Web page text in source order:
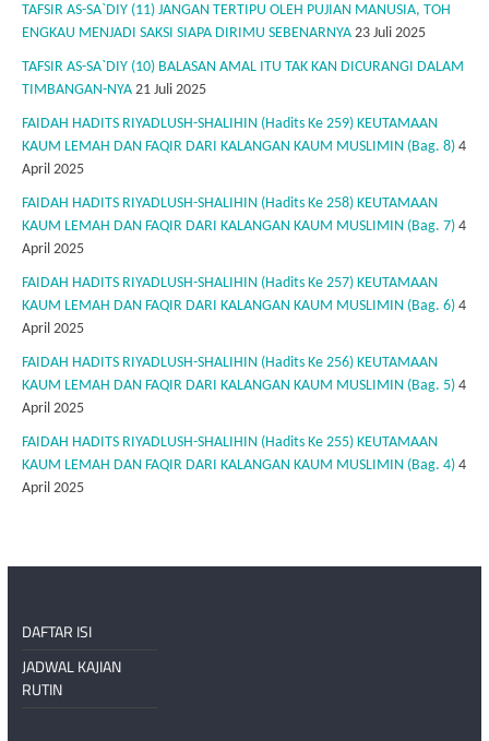
TAFSIR AS-SA`DIY (11) JANGAN TERTIPU OLEH PUJIAN MANUSIA, TOH
ENGKAU MENJADI SAKSI SIAPA DIRIMU SEBENARNYA 23 Juli 2025
TAFSIR AS-SA`DIY (10) BALASAN AMAL ITU TAK KAN DICURANGI DALAM
TIMBANGAN-NYA 21 Juli 2025
FAIDAH HADITS RIYADLUSH-SHALIHIN (Hadits Ke 259) KEUTAMAAN
KAUM LEMAH DAN FAQIR DARI KALANGAN KAUM MUSLIMIN (Bag. 8) 4
April 2025
FAIDAH HADITS RIYADLUSH-SHALIHIN (Hadits Ke 258) KEUTAMAAN
KAUM LEMAH DAN FAQIR DARI KALANGAN KAUM MUSLIMIN (Bag. 7) 4
April 2025
FAIDAH HADITS RIYADLUSH-SHALIHIN (Hadits Ke 257) KEUTAMAAN
KAUM LEMAH DAN FAQIR DARI KALANGAN KAUM MUSLIMIN (Bag. 6) 4
April 2025
FAIDAH HADITS RIYADLUSH-SHALIHIN (Hadits Ke 256) KEUTAMAAN
KAUM LEMAH DAN FAQIR DARI KALANGAN KAUM MUSLIMIN (Bag. 5) 4
April 2025
FAIDAH HADITS RIYADLUSH-SHALIHIN (Hadits Ke 255) KEUTAMAAN
KAUM LEMAH DAN FAQIR DARI KALANGAN KAUM MUSLIMIN (Bag. 4) 4
April 2025
DAFTAR ISI
JADWAL KAJIAN
RUTIN